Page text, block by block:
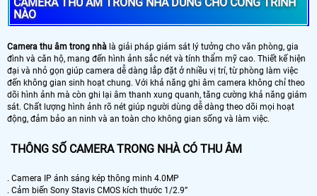
NÀO
Camera thu âm trong nhà là giải pháp giám sát lý tưởng cho văn phòng, gia
đình và căn hộ, mang đến hình ảnh sắc nét và tính thẩm mỹ cao. Thiết kế hiện
đại và nhỏ gọn giúp camera dễ dàng lắp đặt ở nhiều vị trí, từ phòng làm việc
đến không gian sinh hoạt chung. Với khả năng ghi âm camera không chỉ theo
dõi hình ảnh mà còn ghi lại âm thanh xung quanh, tăng cường khả năng giám
sát. Chất lượng hình ảnh rõ nét giúp người dùng dễ dàng theo dõi mọi hoạt
động, đảm bảo an ninh và an toàn cho không gian sống và làm việc.
THÔNG SỐ CAMERA TRONG NHÀ CÓ THU ÂM
. Camera IP ánh sáng kép thông minh 4.0MP
. Cảm biến Sony Stavis CMOS kích thước 1/2.9”